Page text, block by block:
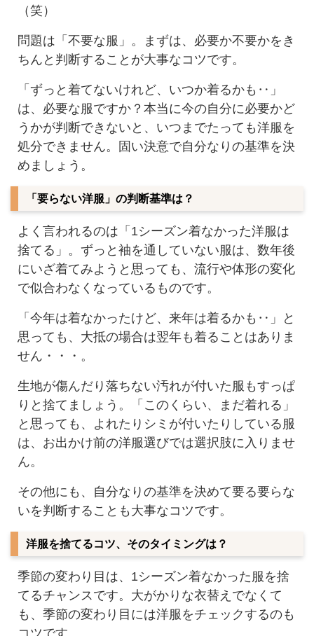
（笑）
問題は「不要な服」。まずは、必要か不要かをき
ちんと判断することが大事なコツです。
「ずっと着てないけれど、いつか着るかも‥」
は、必要な服ですか？本当に今の自分に必要かど
うかが判断できないと、いつまでたっても洋服を
処分できません。固い決意で自分なりの基準を決
めましょう。
「要らない洋服」の判断基準は？
よく言われるのは「1シーズン着なかった洋服は
捨てる」。ずっと袖を通していない服は、数年後
にいざ着てみようと思っても、流行や体形の変化
で似合わなくなっているものです。
「今年は着なかったけど、来年は着るかも‥」と
思っても、大抵の場合は翌年も着ることはありま
せん・・・。
生地が傷んだり落ちない汚れが付いた服もすっぱ
りと捨てましょう。「このくらい、まだ着れる」
と思っても、よれたりシミが付いたりしている服
は、お出かけ前の洋服選びでは選択肢に入りませ
ん。
その他にも、自分なりの基準を決めて要る要らな
いを判断することも大事なコツです。
洋服を捨てるコツ、そのタイミングは？
季節の変わり目は、1シーズン着なかった服を捨
てるチャンスです。大がかりな衣替えでなくて
も、季節の変わり目には洋服をチェックするのも